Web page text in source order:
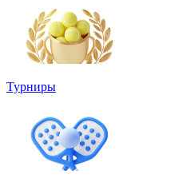
Турниры